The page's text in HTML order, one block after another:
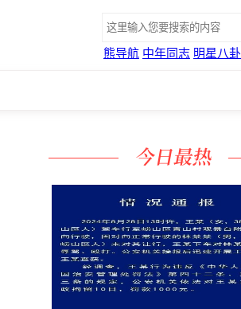
熊导航 中年同志 明星八卦